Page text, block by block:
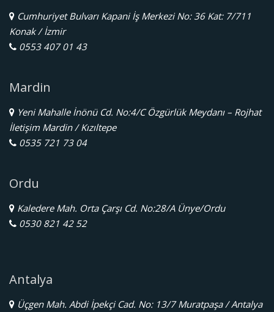
Cumhuriyet Bulvarı Kapani İş Merkezi No: 36 Kat: 7/711
Konak / İzmir
0553 407 01 43
Mardin
Yeni Mahalle İnönü Cd. No:4/C Özgürlük Meydanı – Rojhat
İletişim Mardin / Kızıltepe
0535 721 73 04
Ordu
Kaledere Mah. Orta Çarşı Cd. No:28/A Ünye/Ordu
0530 821 42 52
Antalya
Üçgen Mah. Abdi İpekçi Cad. No: 13/7 Muratpaşa / Antalya